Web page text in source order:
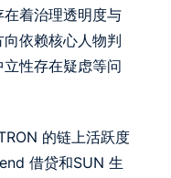
着治理透明度与
依赖核心人物判
性存在疑虑等问
的链上活跃度
借贷和SUN 生